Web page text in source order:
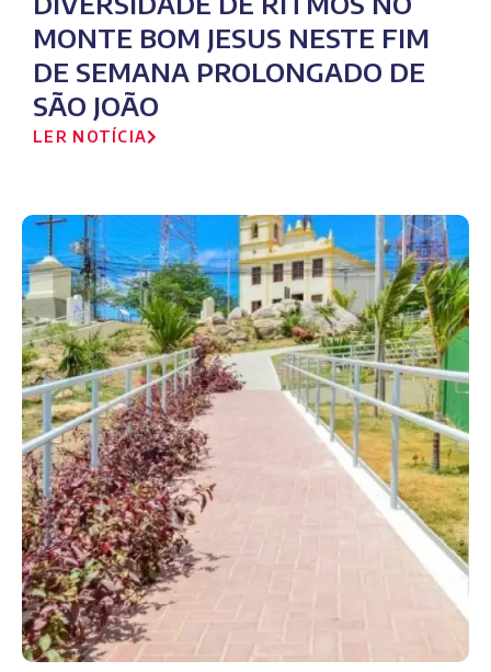
MONTE BOM JESUS NESTE FIM
DE SEMANA PROLONGADO DE
SÃO JOÃO
LER NOTÍCIA